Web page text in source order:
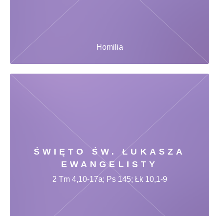
Homilia
ŚWIĘTO ŚW. ŁUKASZA
EWANGELISTY
2 Tm 4,10-17a; Ps 145; Łk 10,1-9